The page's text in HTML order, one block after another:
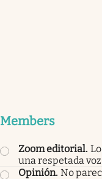
Members
Zoom editorial.
una respetada
Opinión. No